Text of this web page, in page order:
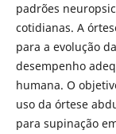
padrões
cotidianas. A
para a evolução
desempenho
humana. O
uso da órtese
para supinação